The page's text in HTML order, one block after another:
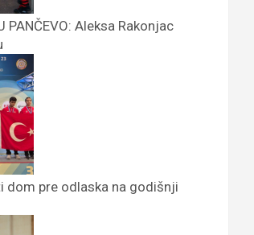
PANČEVO: Aleksa Rakonjac
dom pre odlaska na godišnji